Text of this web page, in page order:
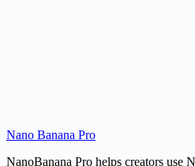
Nano Banana Pro
NanoBanana Pro helps creators use